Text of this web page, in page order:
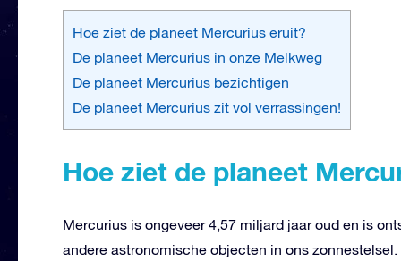
Hoe ziet de planeet Mercurius eruit?
De planeet Mercurius in onze Melkweg
De planeet Mercurius bezichtigen
De planeet Mercurius zit vol verrassingen!
Hoe ziet de planeet
Mercurius is ongeveer 4,57 miljard jaar oud en is
andere astronomische objecten in ons